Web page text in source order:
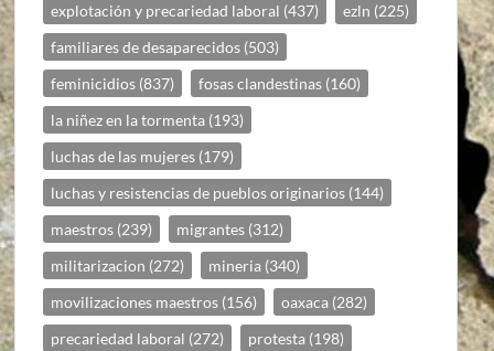
explotación y precariedad laboral (437) ezln (225)
familiares de desaparecidos (503)
feminicidios (837) fosas clandestinas (160)
la niñez en la tormenta (193)
luchas de las mujeres (179)
luchas y resistencias de pueblos originarios (144)
maestros (239) migrantes (312)
militarizacion (272) mineria (340)
movilizaciones maestros (156) oaxaca (282)
precariedad laboral (272) protesta (198)